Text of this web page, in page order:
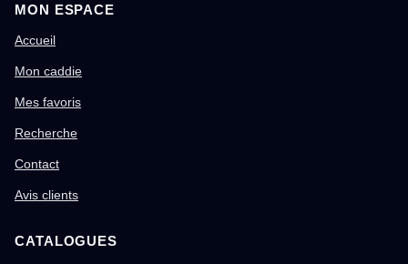
MON ESPACE
Accueil
Mon caddie
Mes favoris
Recherche
Contact
Avis clients
CATALOGUES